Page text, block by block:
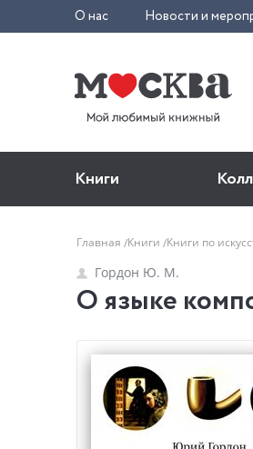
О нас Новости и
Книги
Главная Книги Книги по
Гордон Ю. М.
О языке